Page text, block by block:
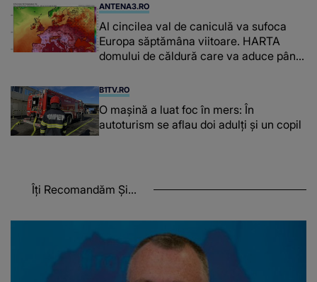
ANTENA3.RO
Al cincilea val de caniculă va sufoca
Europa săptămâna viitoare. HARTA
domului de căldură care va aduce până
B1TV.RO
O maşină a luat foc în mers: În
autoturism se aflau doi adulți și un copil
Îți Recomandăm Și...